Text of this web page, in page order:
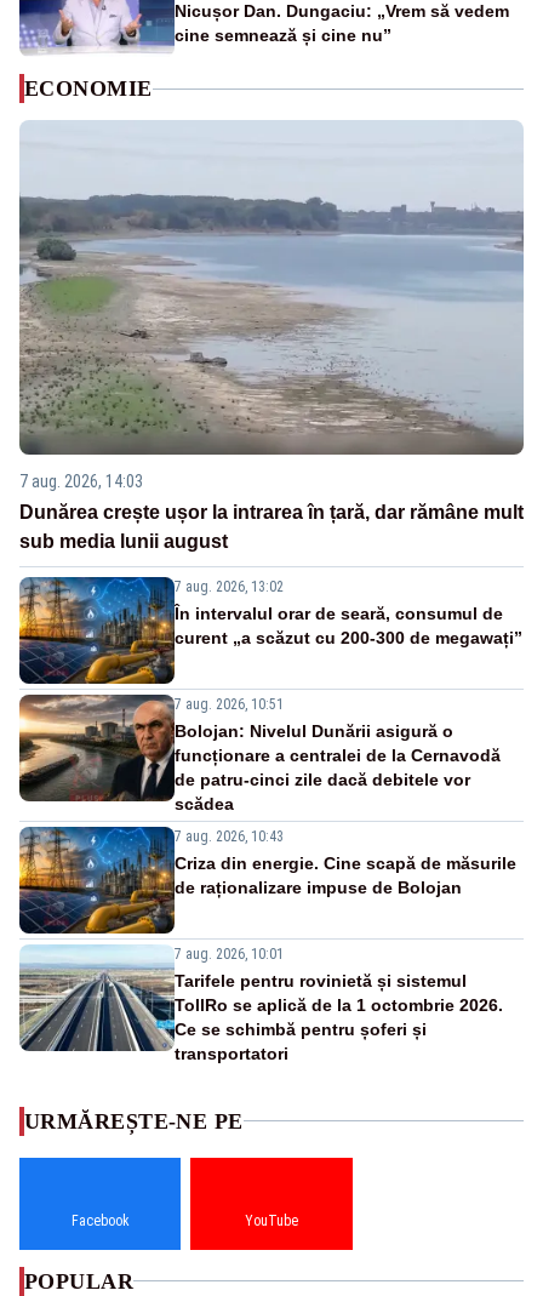
Nicușor Dan. Dungaciu: „Vrem să vedem
cine semnează și cine nu”
ECONOMIE
7 aug. 2026, 14:03
Dunărea crește ușor la intrarea în țară, dar rămâne mult
sub media lunii august
7 aug. 2026, 13:02
În intervalul orar de seară, consumul de
curent „a scăzut cu 200-300 de megawați”
7 aug. 2026, 10:51
Bolojan: Nivelul Dunării asigură o
funcționare a centralei de la Cernavodă
de patru-cinci zile dacă debitele vor
scădea
7 aug. 2026, 10:43
Criza din energie. Cine scapă de măsurile
de raționalizare impuse de Bolojan
7 aug. 2026, 10:01
Tarifele pentru rovinietă și sistemul
TollRo se aplică de la 1 octombrie 2026.
Ce se schimbă pentru șoferi și
transportatori
URMĂREȘTE-NE PE
Facebook YouTube
POPULAR